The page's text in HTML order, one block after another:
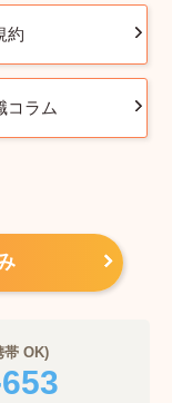
約
コラム
帯 OK)